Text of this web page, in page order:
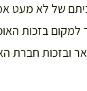
של לא מעט
בזכות
ובזכות חברת